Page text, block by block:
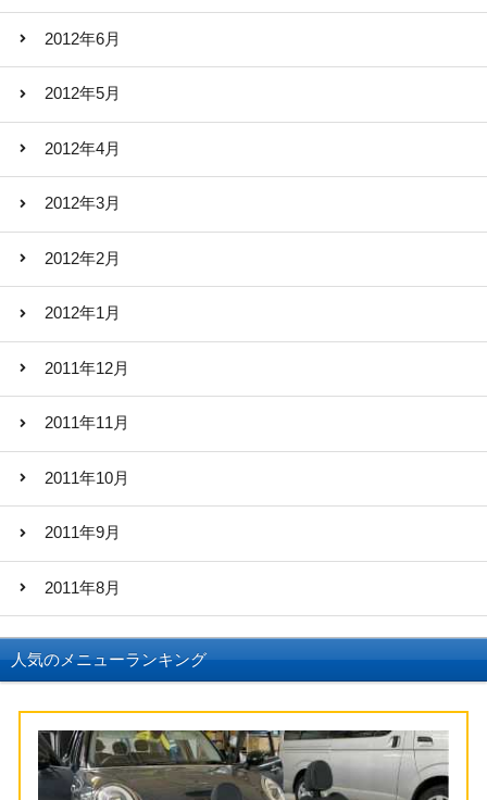
2012年6月
2012年5月
2012年4月
2012年3月
2012年2月
2012年1月
2011年12月
2011年11月
2011年10月
2011年9月
2011年8月
人気のメニューランキング